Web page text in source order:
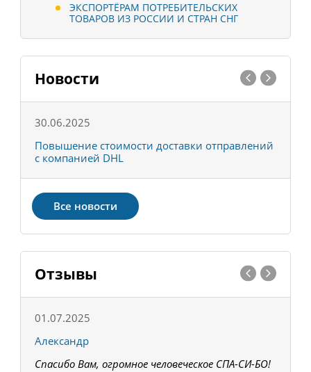
ЭКСПОРТЁРАМ ПОТРЕБИТЕЛЬСКИХ
ТОВАРОВ ИЗ РОССИИ И СТРАН СНГ
Новости
30.06.2025
Повышение стоимости доставки отправлений
с компанией DHL
Все новости
Отзывы
01.07.2025
Александр
Спасибо Вам, огромное человеческое СПА-СИ-БО!